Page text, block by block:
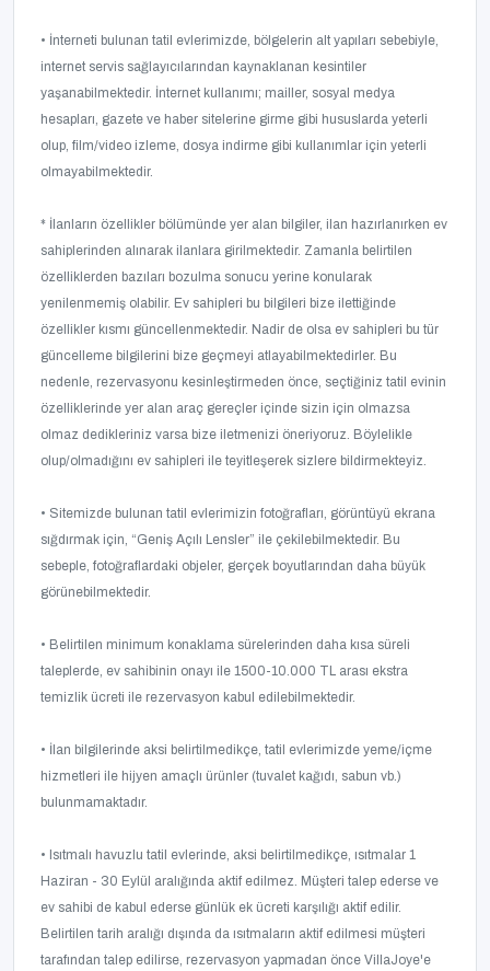
• İnterneti bulunan tatil evlerimizde, bölgelerin alt yapıları sebebiyle,
internet servis sağlayıcılarından kaynaklanan kesintiler
yaşanabilmektedir. İnternet kullanımı; mailler, sosyal medya
hesapları, gazete ve haber sitelerine girme gibi hususlarda yeterli
olup, film/video izleme, dosya indirme gibi kullanımlar için yeterli
olmayabilmektedir.
* İlanların özellikler bölümünde yer alan bilgiler, ilan hazırlanırken ev
sahiplerinden alınarak ilanlara girilmektedir. Zamanla belirtilen
özelliklerden bazıları bozulma sonucu yerine konularak
yenilenmemiş olabilir. Ev sahipleri bu bilgileri bize ilettiğinde
özellikler kısmı güncellenmektedir. Nadir de olsa ev sahipleri bu tür
güncelleme bilgilerini bize geçmeyi atlayabilmektedirler. Bu
nedenle, rezervasyonu kesinleştirmeden önce, seçtiğiniz tatil evinin
özelliklerinde yer alan araç gereçler içinde sizin için olmazsa
olmaz dedikleriniz varsa bize iletmenizi öneriyoruz. Böylelikle
olup/olmadığını ev sahipleri ile teyitleşerek sizlere bildirmekteyiz.
• Sitemizde bulunan tatil evlerimizin fotoğrafları, görüntüyü ekrana
sığdırmak için, “Geniş Açılı Lensler” ile çekilebilmektedir. Bu
sebeple, fotoğraflardaki objeler, gerçek boyutlarından daha büyük
görünebilmektedir.
• Belirtilen minimum konaklama sürelerinden daha kısa süreli
taleplerde, ev sahibinin onayı ile 1500-10.000 TL arası ekstra
temizlik ücreti ile rezervasyon kabul edilebilmektedir.
• İlan bilgilerinde aksi belirtilmedikçe, tatil evlerimizde yeme/içme
hizmetleri ile hijyen amaçlı ürünler (tuvalet kağıdı, sabun vb.)
bulunmamaktadır.
• Isıtmalı havuzlu tatil evlerinde, aksi belirtilmedikçe, ısıtmalar 1
Haziran - 30 Eylül aralığında aktif edilmez. Müşteri talep ederse ve
ev sahibi de kabul ederse günlük ek ücreti karşılığı aktif edilir.
Belirtilen tarih aralığı dışında da ısıtmaların aktif edilmesi müşteri
tarafından talep edilirse, rezervasyon yapmadan önce VillaJoye'e